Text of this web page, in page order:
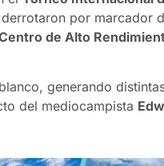
derrotaron por marcador
de Alto
generando
del mediocampista